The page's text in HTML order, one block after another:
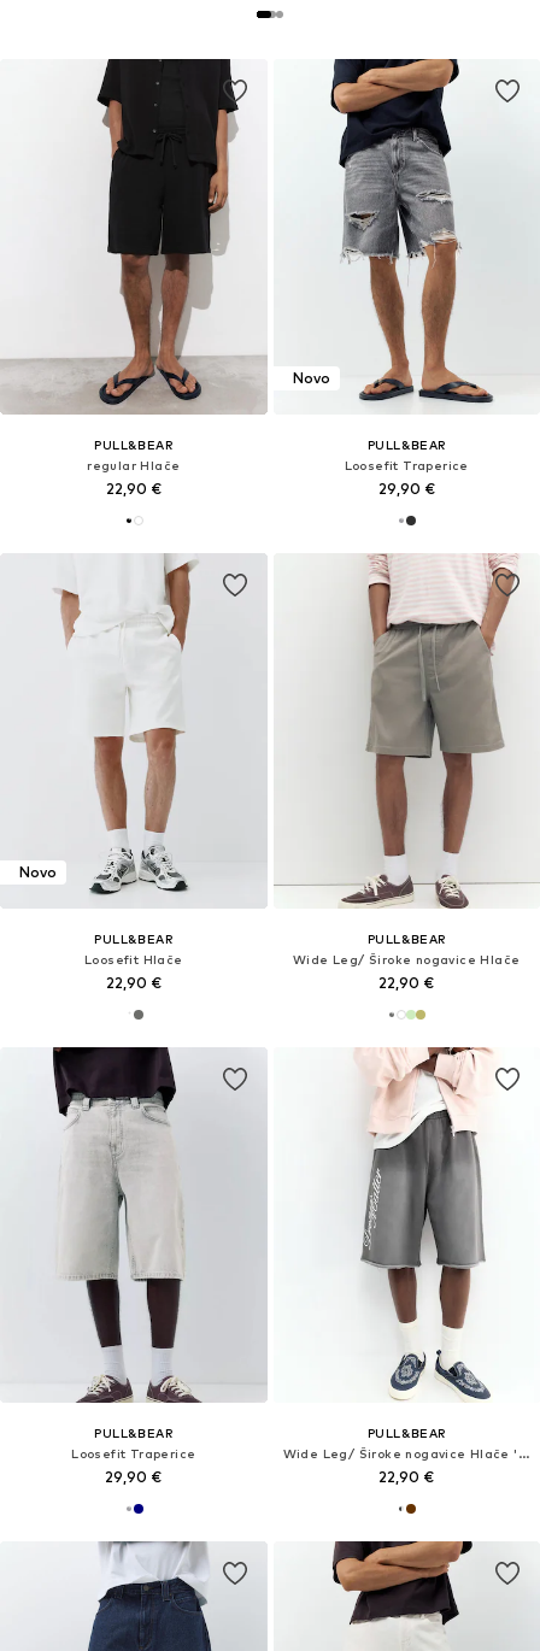
PULL&BEAR
regular Hlače
22,90 €
Novo
PULL&BEAR
Loosefit Traperice
29,90 €
Novo
PULL&BEAR
Loosefit Hlače
22,90 €
PULL&BEAR
Wide Leg/ Široke nogavice Hlače
22,90 €
PULL&BEAR
Loosefit Traperice
29,90 €
PULL&BEAR
Wide Leg/ Široke nogavice Hlače 'STWD'
22,90 €